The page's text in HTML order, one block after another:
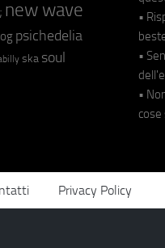
new wave
psichedelia
ska soul
•
•
•
cose
Privacy Policy